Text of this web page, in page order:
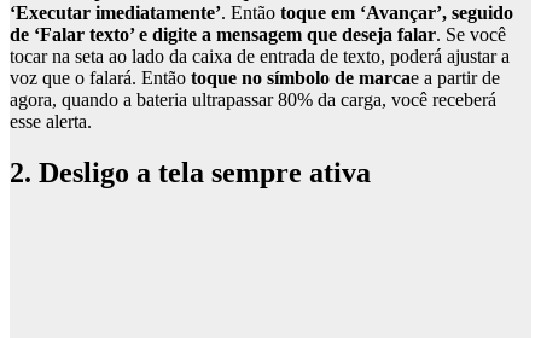
‘Executar imediatamente’. Então toque em ‘Avançar’, seguido
de ‘Falar texto’ e digite a mensagem que deseja falar. Se você
tocar na seta ao lado da caixa de entrada de texto, poderá ajustar a
voz que o falará. Então toque no símbolo de marcae a partir de
agora, quando a bateria ultrapassar 80% da carga, você receberá
esse alerta.
2. Desligo a tela sempre ativa